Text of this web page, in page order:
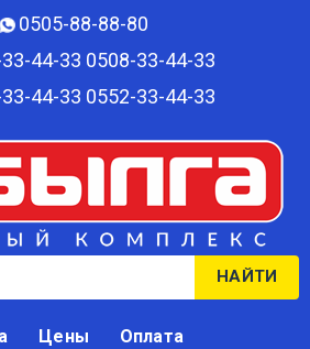
0505-88-88-80‬
44-33 0508-33-44-33
44-33 0552-33-44-33
НАЙТИ
Цены
Оплата